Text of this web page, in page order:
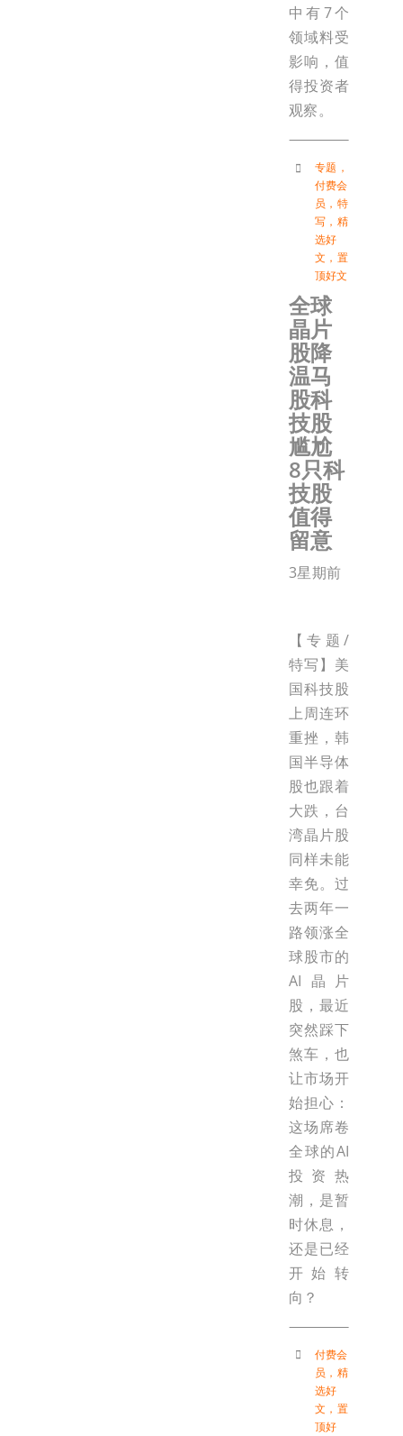
中有7个
领域料受
影响，值
得投资者
观察。
专题 ，
付费会
员 ， 特
写 ， 精
选好
文 ， 置
顶好文
全球
晶片
股降
温马
股科
技股
尴尬
8只科
技股
值得
留意
3星期前
【专题/
特写】美
国科技股
上周连环
重挫，韩
国半导体
股也跟着
大跌，台
湾晶片股
同样未能
幸免。过
去两年一
路领涨全
球股市的
AI晶片
股，最近
突然踩下
煞车，也
让市场开
始担心：
这场席卷
全球的AI
投资热
潮，是暂
时休息，
还是已经
开始转
向？
付费会
员 ， 精
选好
文 ， 置
顶好